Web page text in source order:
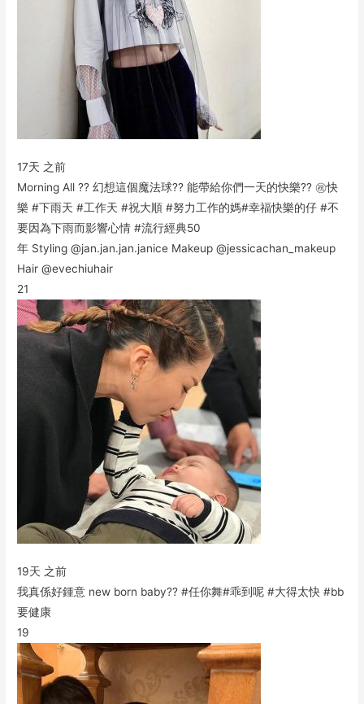
17天 之前
Morning All ?? 幻想這個魔法球?? 能帶給你們一天的快樂?? ㊗️快
樂 #下雨天 #工作天 #祝大順 #努力工作的媽#幸福快樂的仔 #不
要因為下雨而影響心情 #流行經典50
年 Styling @jan.jan.jan.janice Makeup @jessicachan_makeup
Hair @evechiuhair
21
19天 之前
我真係好鍾意 new born baby?? #任你舞#乖到呢 #大得太快 #bb
要健康
19